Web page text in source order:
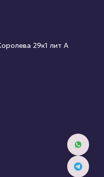
29к1 лит А